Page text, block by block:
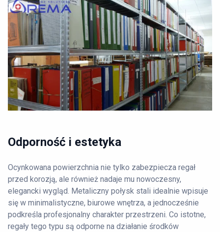
Odporność i estetyka
Ocynkowana powierzchnia nie tylko zabezpiecza regał
przed korozją, ale również nadaje mu nowoczesny,
elegancki wygląd. Metaliczny połysk stali idealnie wpisuje
się w minimalistyczne, biurowe wnętrza, a jednocześnie
podkreśla profesjonalny charakter przestrzeni. Co istotne,
regały tego typu są odporne na działanie środków